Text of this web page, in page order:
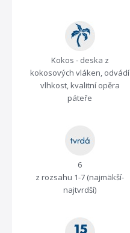
Kokos - deska z
kokosových vláken, odvádí
vlhkost, kvalitní opěra
páteře
6
z rozsahu 1-7 (najmäkší-
najtvrdší)